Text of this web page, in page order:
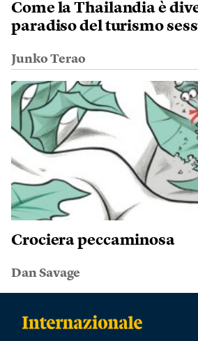
Come la Thailandia è
paradiso del turismo
Junko Terao
Crociera peccaminosa
Dan Savage